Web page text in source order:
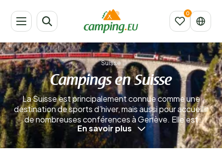
Suisse
Campings en Suisse
La Suisse est principalement connue comme une
destination de sports d’hiver, mais aussi pour accueillir
de nombreuses conférences à Genève. Elle est
également réputée pour sa neutralité lors des conflits.
Bien que la Suisse ne soit pas membre de l’Union
européenne, elle entretient des liens étroits avec
En savoir plus